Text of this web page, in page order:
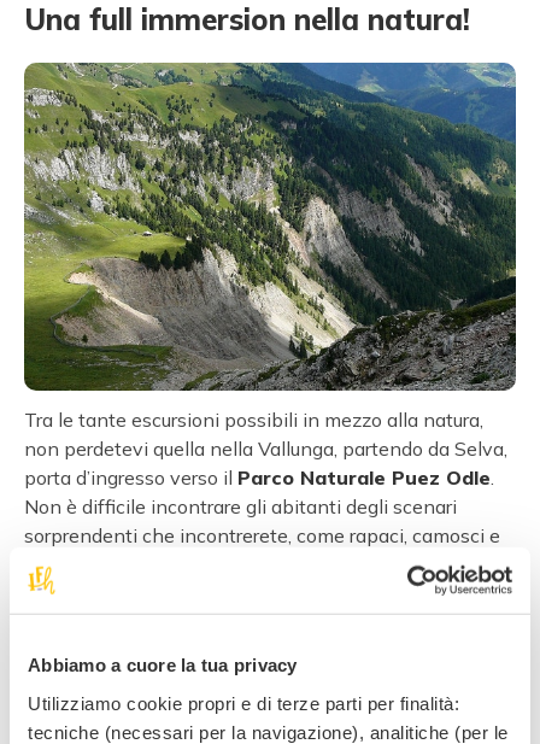
Abbiamo a cuore la tua privacy
Utilizziamo cookie propri e di terze parti per finalità:
tecniche (necessari per la navigazione), analitiche (per le
Una full immersion nella natura!
Tra le tante escursioni possibili in mezzo alla natura,
non perdetevi quella nella Vallunga, partendo da Selva,
porta d’ingresso verso il Parco Naturale Puez Odle.
Non è difficile incontrare gli abitanti degli scenari
sorprendenti che incontrerete, come rapaci, camosci e
caprioli.
Evviva il distintivo “Big G”!
Vostro figlio ha doti da esploratore? Se la risposta è sì,
andate all’ufficio informazioni del paese e richiedete
mappa “Big G” con l’indicazione dei sentieri e delle